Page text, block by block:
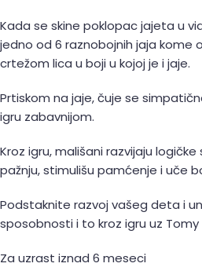
Kada se skine poklopac jajeta u
jedno od 6 raznobojnih jaja kome
crtežom lica u boji u kojoj je i jaje.
Prtiskom na jaje, čuje se
igru zabavnijom.
Kroz igru, mališani razvijaju
pažnju, stimulišu pamćenje i uče
Podstaknite razvoj vašeg deta i
sposobnosti i to kroz igru uz Tomy
Za uzrast iznad 6 meseci